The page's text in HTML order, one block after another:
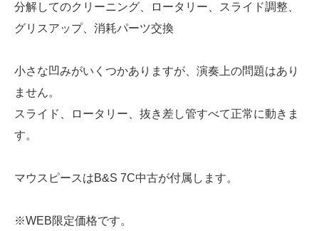
分解してのクリーニング、ロータリー、スライド調整、
グリスアップ、消耗パーツ交換
小さな凹みがいくつかありますが、演奏上の問題はあり
ません。
スライド、ロータリー、抜き差し管すべて正常に動きま
す。
マウスピースはB&S 7C中古が付属します。
※WEB限定価格です。